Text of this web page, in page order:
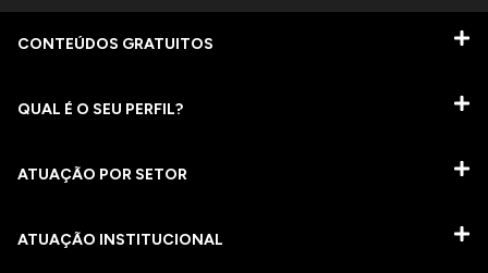
CONTEÚDOS GRATUITOS
QUAL É O SEU PERFIL?
ATUAÇÃO POR SETOR
ATUAÇÃO INSTITUCIONAL